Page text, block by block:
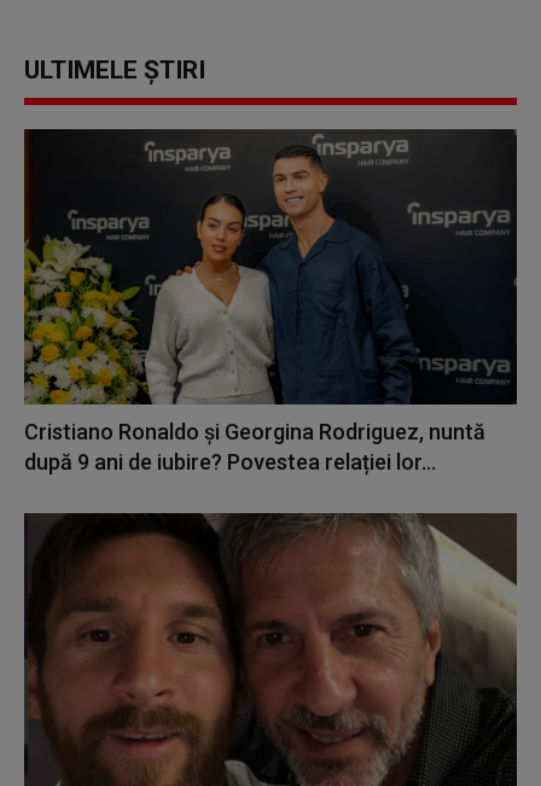
ULTIMELE ȘTIRI
Cristiano Ronaldo și Georgina Rodriguez, nuntă
după 9 ani de iubire? Povestea relației lor...